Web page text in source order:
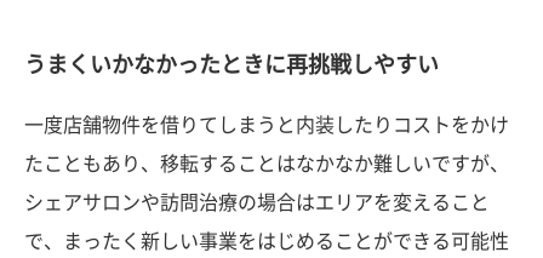
うまくいかなかったときに再挑戦しやすい
一度店舗物件を借りてしまうと内装したりコストをかけ
たこともあり、移転することはなかなか難しいですが、
シェアサロンや訪問治療の場合はエリアを変えること
で、まったく新しい事業をはじめることができる可能性